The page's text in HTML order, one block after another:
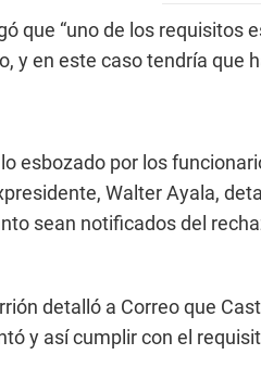
que “uno de los requisitos
y en este caso tendría que
esbozado por los
Walter Ayala,
sean notificados del
detalló a Correo que
y así cumplir con el